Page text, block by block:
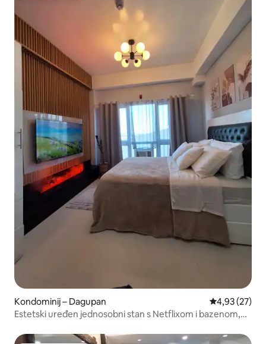
Kondominij – Dagupan Prosječna
4,93 (27)
Estetski uređen jednosobni stan s Netflixom i bazenom,